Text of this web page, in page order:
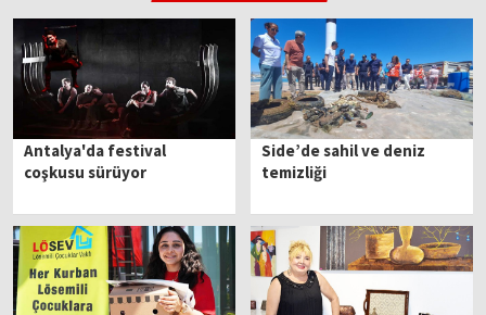
Antalya'da festival
coşkusu sürüyor
Side’de sahil ve deniz
temizliği